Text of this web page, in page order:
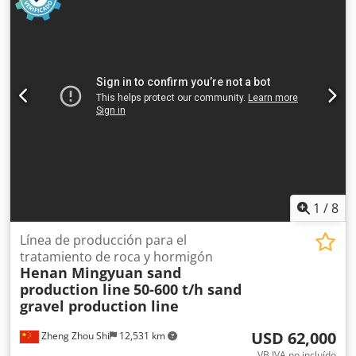
1 /8
Zheng Zhou Shi 12,531 km
Línea de producción para el
tratamiento de roca y hormigón
Henan Mingyuan sand
production line 50-600 t/h sand
gravel production line
USD 62,000